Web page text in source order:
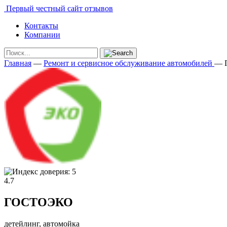
Первый честный сайт отзывов
Контакты
Компании
Главная — Ремонт и сервисное обслуживание автомобилей —
4.7
ГОСТОЭКО
детейлинг, автомойка